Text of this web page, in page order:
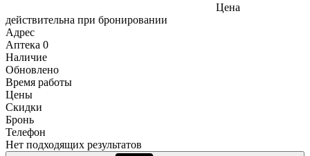
Цена
действительна при бронировании
Адрес
Аптека 0
Наличие
Обновлено
Время работы
Цены
Скидки
Бронь
Телефон
Нет подходящих результатов